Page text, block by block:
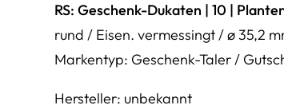
RS: Geschenk-Dukaten | 10 |
rund / Eisen. vermessingt / ø 35,2
Markentyp: Geschenk-Taler /
Hersteller: unbekannt